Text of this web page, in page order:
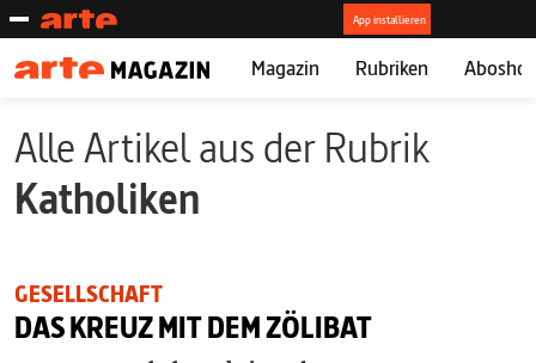
Magazin Rubriken
Alle Artikel aus der Rubrik
Katholiken
GESELLSCHAFT
DAS KREUZ MIT DEM ZÖLIBAT